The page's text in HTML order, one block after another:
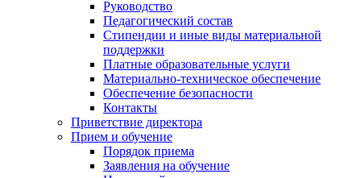
Руководство
Педагогический состав
Стипендии и иные виды материальной
поддержки
Платные образовательные услуги
Материально-техническое обеспечение
Обеспечение безопасности
Контакты
Приветствие директора
Прием и обучение
Порядок приема
Заявления на обучение